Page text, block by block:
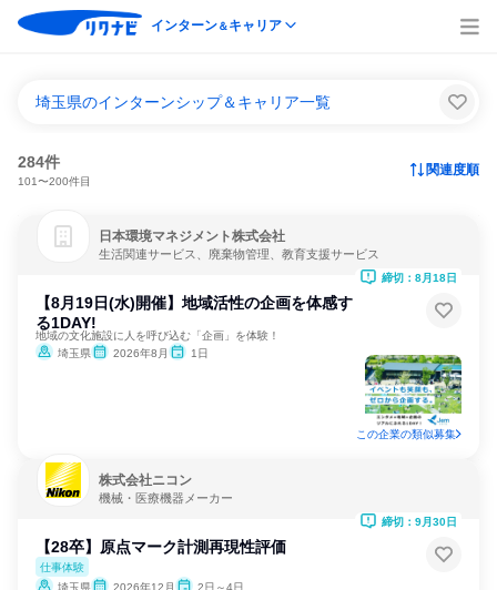
インターン＆キャリア
埼玉県のインターンシップ＆キャリア一覧
284件
101〜200件目
関連度順
日本環境マネジメント株式会社
生活関連サービス、廃棄物管理、教育支援サービス
【8月19日(水)開催】地域活性の企画を体感す
る1DAY!
地域の文化施設に人を呼び込む「企画」を体験！
埼玉県
2026年8月 1日
締切：8月18日
この企業の類似募集
株式会社ニコン
機械・医療機器メーカー
【28卒】原点マーク計測再現性評価
仕事体験
埼玉県
2026年12月 2日～4日
締切：9月30日